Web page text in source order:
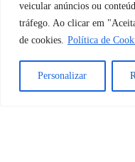
veicular anúncios ou
tráfego. Ao clicar em
de cookies. Política de
Personalizar